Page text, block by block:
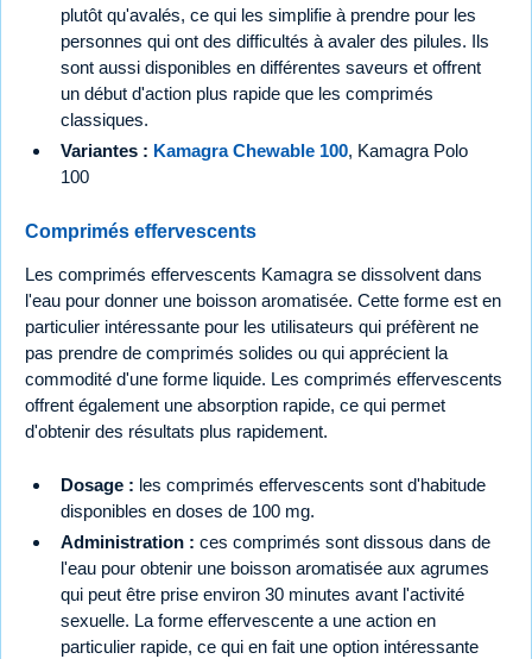
plutôt qu'avalés, ce qui les simplifie à prendre pour les
personnes qui ont des difficultés à avaler des pilules. Ils
sont aussi disponibles en différentes saveurs et offrent
un début d'action plus rapide que les comprimés
classiques.
Variantes : Kamagra Chewable 100, Kamagra Polo
100
Comprimés effervescents
Les comprimés effervescents Kamagra se dissolvent dans
l'eau pour donner une boisson aromatisée. Cette forme est en
particulier intéressante pour les utilisateurs qui préfèrent ne
pas prendre de comprimés solides ou qui apprécient la
commodité d'une forme liquide. Les comprimés effervescents
offrent également une absorption rapide, ce qui permet
d'obtenir des résultats plus rapidement.
Dosage : les comprimés effervescents sont d'habitude
disponibles en doses de 100 mg.
Administration : ces comprimés sont dissous dans de
l'eau pour obtenir une boisson aromatisée aux agrumes
qui peut être prise environ 30 minutes avant l'activité
sexuelle. La forme effervescente a une action en
particulier rapide, ce qui en fait une option intéressante